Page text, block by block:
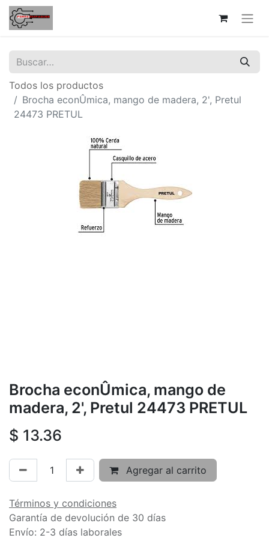
Todos los productos
Brocha econÛmica, mango de madera, 2', Pretul
24473 PRETUL
Brocha econÛmica, mango de
madera, 2', Pretul 24473 PRETUL
$ 13.36
Agregar al carrito
Términos y condiciones
Garantía de devolución de 30 días
Envío: 2-3 días laborales